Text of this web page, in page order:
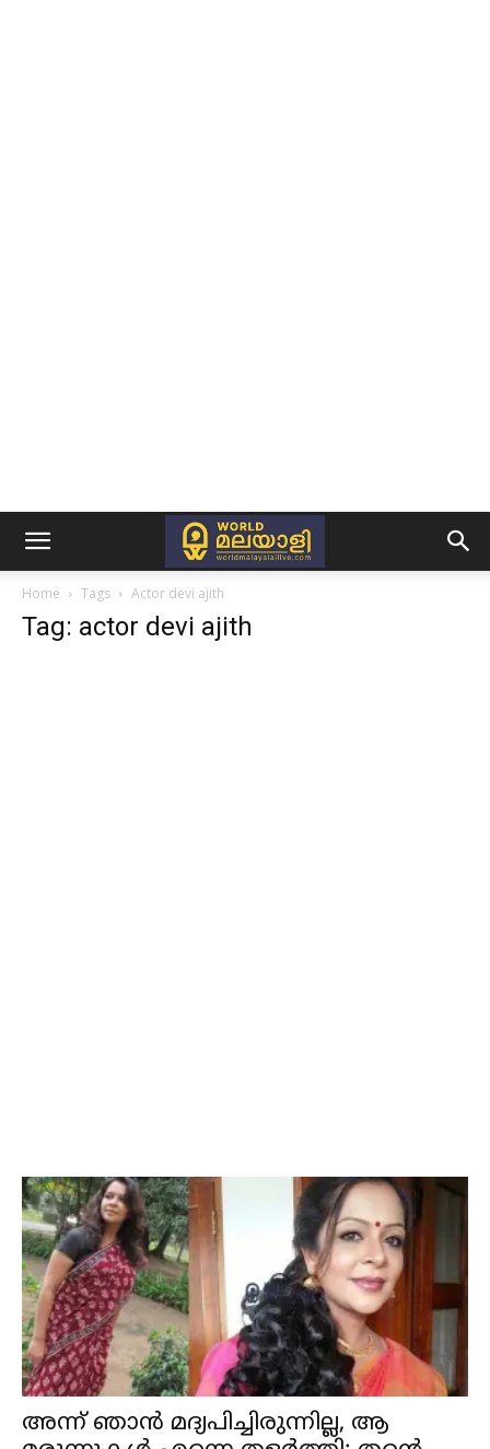
Home Tags Actor devi ajith
Tag: actor devi ajith
അന്ന് ഞാൻ മദ്യപിച്ചിരുന്നില്ല, ആ